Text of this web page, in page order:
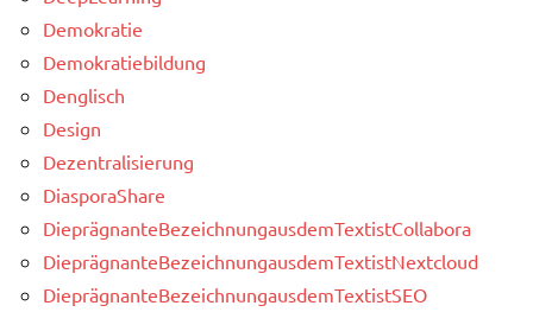
Demokratie
Demokratiebildung
Denglisch
Design
Dezentralisierung
DiasporaShare
DieprägnanteBezeichnungausdemTextistCollabora
DieprägnanteBezeichnungausdemTextistNextcloud
DieprägnanteBezeichnungausdemTextistSEO